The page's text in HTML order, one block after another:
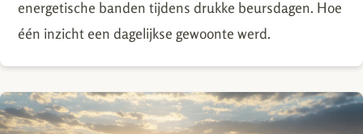
energetische banden tijdens drukke beursdagen. Hoe
één inzicht een dagelijkse gewoonte werd.